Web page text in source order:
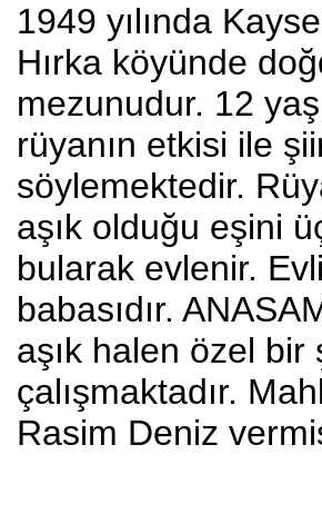
1949 yılında
Hırka köyünde
mezunudur. 12
rüyanın etkisi ile
söylemektedir.
aşık olduğu eşini
bularak evlenir.
babasıdır.
aşık halen özel bir
çalışmaktadır.
Rasim Deniz